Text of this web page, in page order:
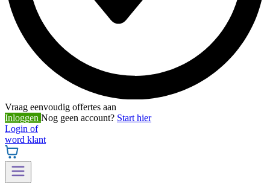
Vraag eenvoudig offertes aan
Inloggen Nog geen account? Start hier
Login of
word klant